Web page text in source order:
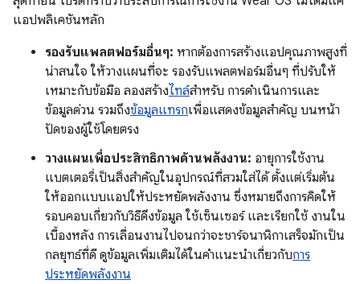
แอปพลิเคชันหลัก
รองรับแพลตฟอร์มอื่นๆ: หากต้องการสร้างแอปคุณภาพสูงที่
น่าสนใจ ให้วางแผนที่จะ รองรับแพลตฟอร์มอื่นๆ ที่ปรับให้
เหมาะกับข้อมือ ลองสร้างไทล์สำหรับ การดำเนินการและ
ข้อมูลด่วน รวมถึงข้อมูลแทรกเพื่อแสดงข้อมูลสำคัญ บนหน้า
ปัดของผู้ใช้โดยตรง
วางแผนเพื่อประสิทธิภาพด้านพลังงาน: อายุการใช้งาน
แบตเตอรี่เป็นสิ่งสำคัญในอุปกรณ์ที่สวมใส่ได้ ตั้งแต่เริ่มต้น
ให้ออกแบบแอปให้ประหยัดพลังงาน ซึ่งหมายถึงการคิดให้
รอบคอบเกี่ยวกับวิธีดึงข้อมูล ใช้เซ็นเซอร์ และเรียกใช้ งานใน
เบื้องหลัง การเลื่อนงานไปจนกว่าจะชาร์จนาฬิกาเสร็จมักเป็น
กลยุทธ์ที่ดี ดูข้อมูลเพิ่มเติมได้ในคำแนะนำเกี่ยวกับการ
ประหยัดพลังงาน